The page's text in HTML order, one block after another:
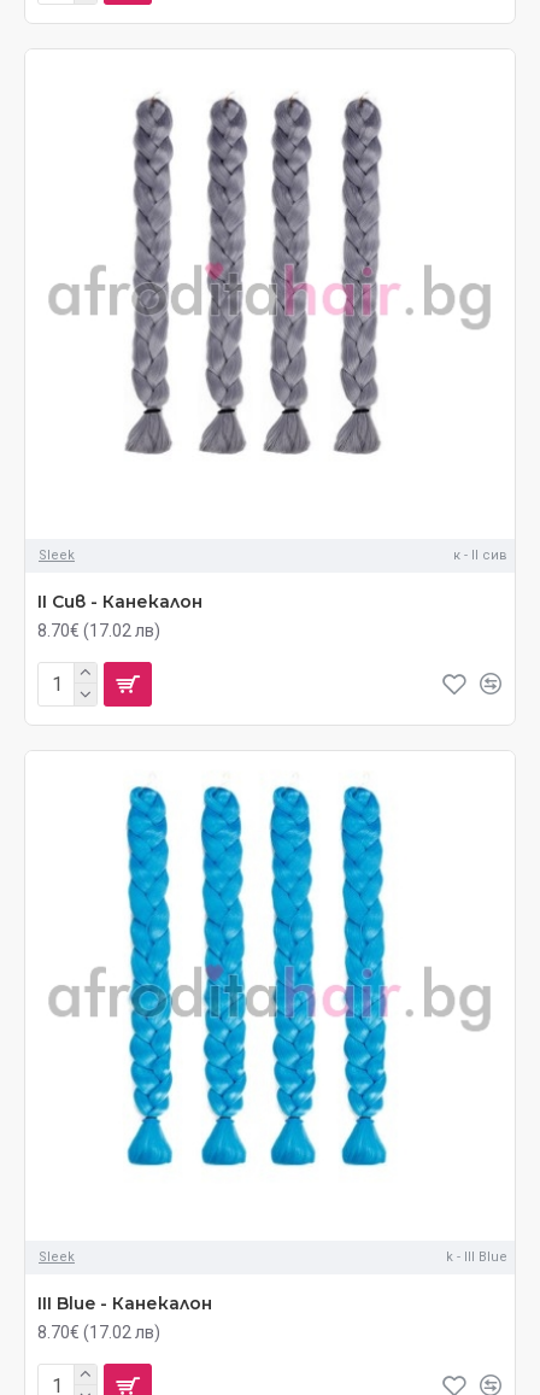
Sleek к - II сив
II Сив - Канекалон
8.70€ (17.02 лв)
Sleek k - III Blue
III Blue - Канекалон
8.70€ (17.02 лв)